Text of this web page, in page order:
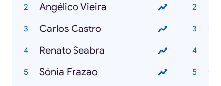
Angélico Vieira
Carlos Castro
Renato Seabra
Sónia Frazao